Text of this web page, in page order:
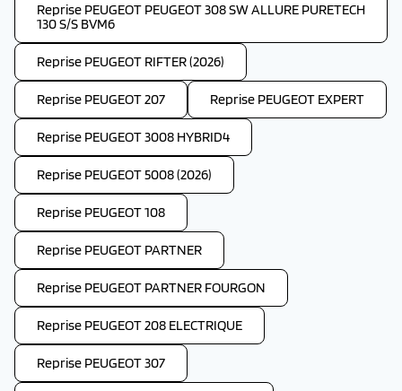
Reprise PEUGEOT PEUGEOT 308 SW ALLURE PURETECH
130 S/S BVM6
Reprise PEUGEOT RIFTER (2026)
Reprise PEUGEOT 207 Reprise PEUGEOT EXPERT
Reprise PEUGEOT 3008 HYBRID4
Reprise PEUGEOT 5008 (2026)
Reprise PEUGEOT 108
Reprise PEUGEOT PARTNER
Reprise PEUGEOT PARTNER FOURGON
Reprise PEUGEOT 208 ELECTRIQUE
Reprise PEUGEOT 307